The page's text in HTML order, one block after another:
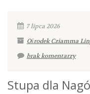
7 lipca 2026
Ośrodek Cziamma
brak komentarzy
Stupa dla